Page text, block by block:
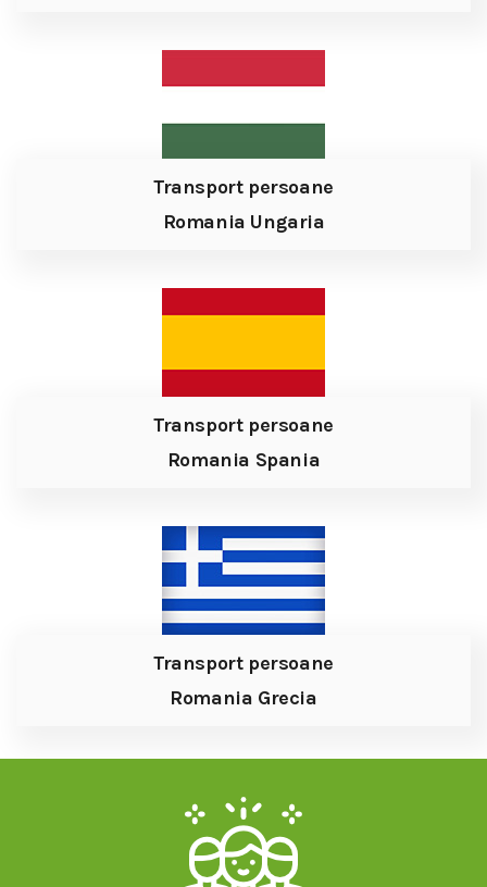
Transport persoane
Romania Ungaria
Transport persoane
Romania Spania
Transport persoane
Romania Grecia